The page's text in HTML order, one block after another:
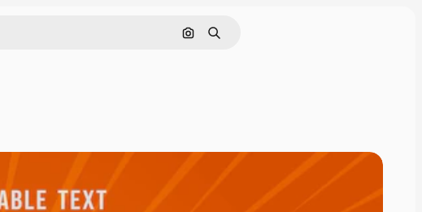
Поиск по изображению
Поиск